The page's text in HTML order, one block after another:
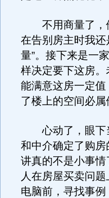
不用商量了，
在告别房主时我
量”。接下来是一
样决定要下这房
能满意这房一定
了楼上的空间必属
心动了，眼下
和中介确定了购
讲真的不是小事
人在房屋买卖问
电脑前，寻找事